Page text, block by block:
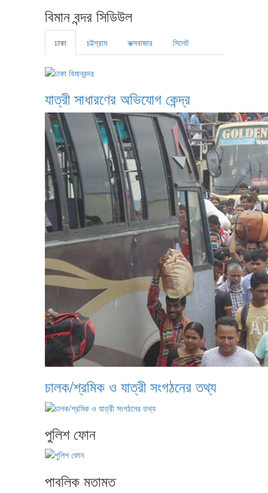
বিমান বন্দর সিডিউল
ঢাকা চট্টগ্রাম কক্সবাজার সিলেট
যাত্রী সাধারণের অভিযোগ কেন্দ্র
চালক/শ্রমিক ও যাত্রী সংগঠনের তথ্য
পুলিশ ফোন
পাবলিক মতামত